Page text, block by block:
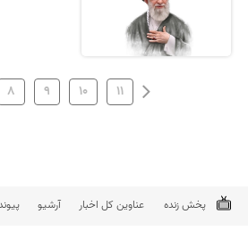
۸ ۹ ۱۰ ۱۱
پخش زنده عناوین کل اخبار آرشیو